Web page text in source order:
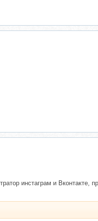
инстаграм и Вконтакте,